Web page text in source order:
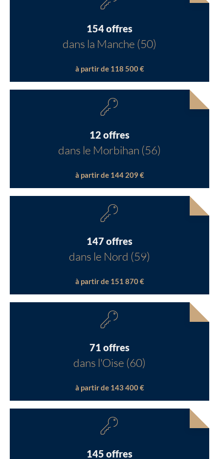
154 offres
dans la Manche (50)
à partir de 118 500 €
12 offres
dans le Morbihan (56)
à partir de 144 209 €
147 offres
dans le Nord (59)
à partir de 151 870 €
71 offres
dans l'Oise (60)
à partir de 143 400 €
145 offres